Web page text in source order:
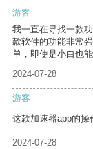
游客
我一直在寻找一款
款软件的功能非常
单，即使是小白也能
2024-07-28
游客
这款加速器app的操
2024-07-28